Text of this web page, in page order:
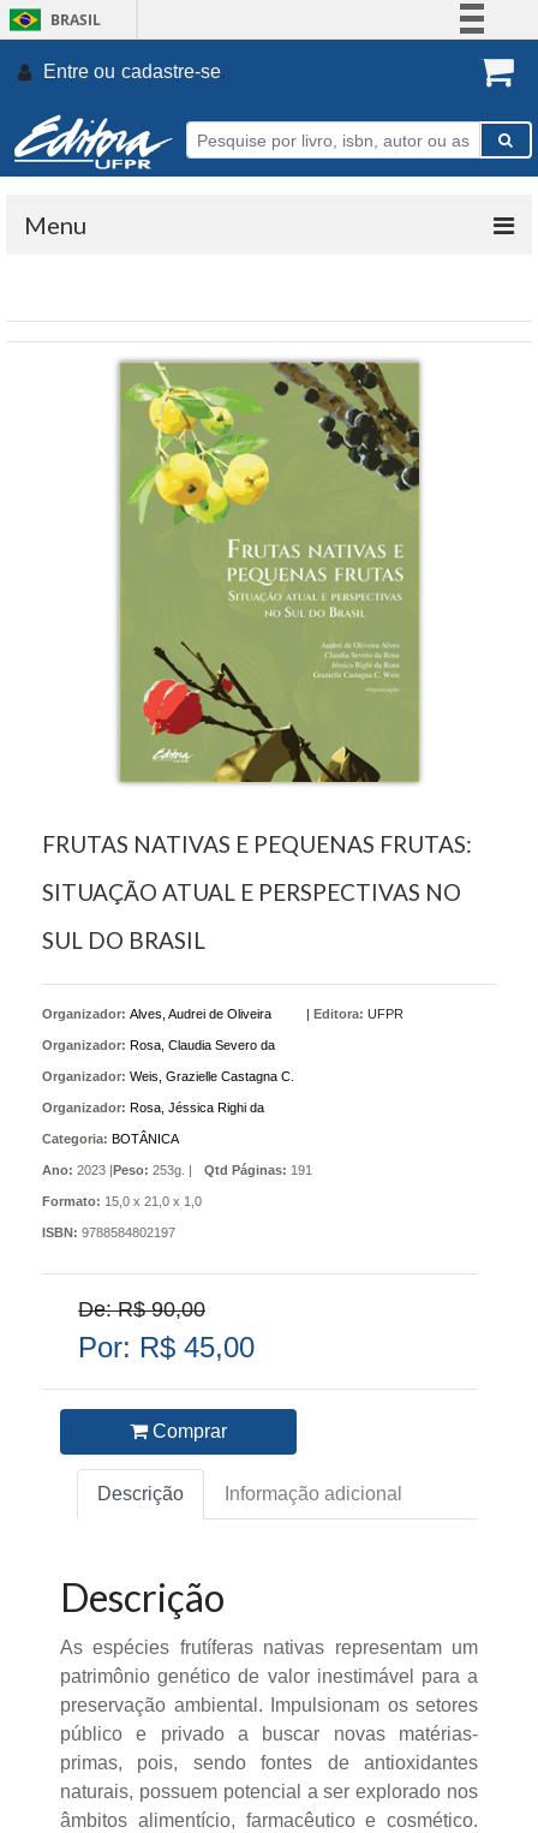
BRASIL
Participe
Entre ou cadastre-se.
Menu
FRUTAS NATIVAS E PEQUENAS FRUTAS:
SITUAÇÃO ATUAL E PERSPECTIVAS NO
SUL DO BRASIL
Organizador: Alves, Audrei de Oliveira
Organizador: Rosa, Claudia Severo da
Organizador: Weis, Grazielle Castagna C.
Organizador: Rosa, Jéssica Righi da
Editora: UFPR
Categoria: BOTÂNICA
Ano: 2023 | Peso: 253g. | Qtd Páginas: 191
Formato: 15,0 x 21,0 x 1,0
ISBN: 9788584802197
De: R$ 90,00
Por: R$ 45,00
Comprar
Descrição Informação adicional
Descrição
As espécies frutíferas nativas representam um
patrimônio genético de valor inestimável para a
preservação ambiental. Impulsionam os setores
público e privado a buscar novas matérias-
primas, pois, sendo fontes de antioxidantes
naturais, possuem potencial a ser explorado nos
âmbitos alimentício, farmacêutico e cosmético.